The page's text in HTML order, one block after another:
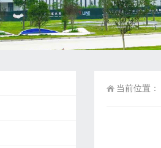
当前位置：